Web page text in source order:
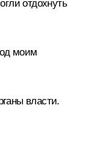
отдохнуть
моим
власти.